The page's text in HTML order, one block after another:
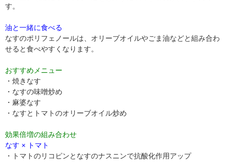
す。
油と一緒に食べる
なすのポリフェノールは、オリーブオイルやごま油などと組み合わ
せると食べやすくなります。
おすすめメニュー
・焼きなす
・なすの味噌炒め
・麻婆なす
・なすとトマトのオリーブオイル炒め
効果倍増の組み合わせ
なす × トマト
・トマトのリコピンとなすのナスニンで抗酸化作用アップ